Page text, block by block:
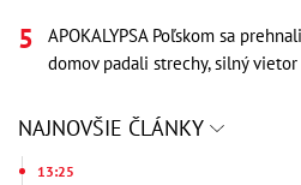
APOKALYPSA Poľskom sa
domov padali strechy, silný
NAJNOVŠIE ČLÁNKY
13:25